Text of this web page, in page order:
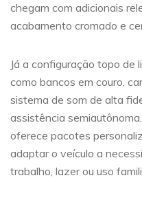
chegam com adicionais
acabamento cromado e
Já a configuração topo de
como bancos em couro,
sistema de som de alta
assistência
oferece pacotes
adaptar o veículo a
trabalho, lazer ou uso